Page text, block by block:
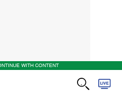
WITH CONTENT